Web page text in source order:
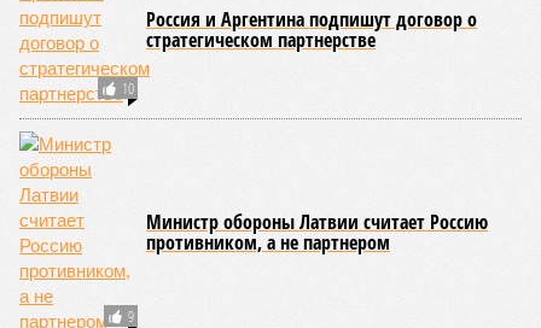
10
Россия и Аргентина подпишут договор о
стратегическом партнерстве
9
Министр обороны Латвии считает Россию
противником, а не партнером